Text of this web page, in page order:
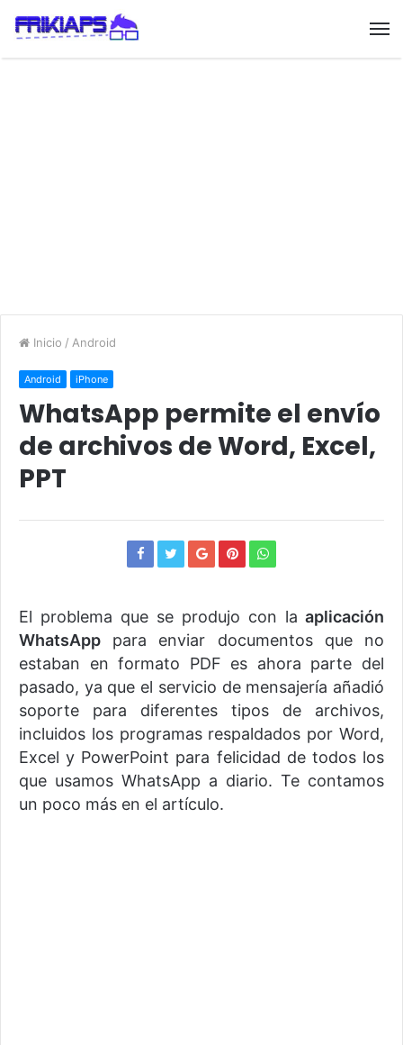
Inicio / Android
Android iPhone
WhatsApp permite el envío
de archivos de Word, Excel,
PPT
El problema que se produjo con la aplicación
WhatsApp para enviar documentos que no
estaban en formato PDF es ahora parte del
pasado, ya que el servicio de mensajería añadió
soporte para diferentes tipos de archivos,
incluidos los programas respaldados por Word,
Excel y PowerPoint para felicidad de todos los
que usamos WhatsApp a diario. Te contamos
un poco más en el artículo.